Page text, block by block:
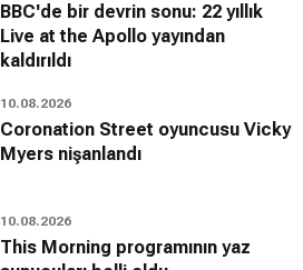
BBC'de bir devrin sonu: 22 yıllık
Live at the Apollo yayından
kaldırıldı
10.08.2026
Coronation Street oyuncusu Vicky
Myers nişanlandı
10.08.2026
This Morning programının yaz